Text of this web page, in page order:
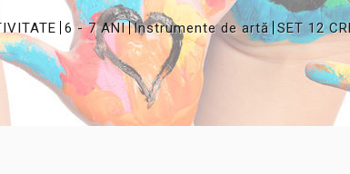
6 - 7 ANI
>
Instrumente de artă
>
SET 12